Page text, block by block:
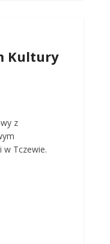
Kultury
z
w Tczewie.